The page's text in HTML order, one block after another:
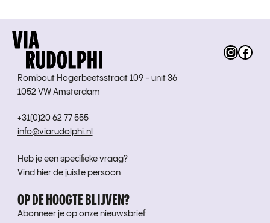
Rombout Hogerbeetsstraat 109 - unit 36
1052 VW Amsterdam
+31(0)20 62 77 555
info@viarudolphi.nl
Heb je een specifieke vraag?
Vind hier de juiste persoon
OP DE HOOGTE BLIJVEN?
Abonneer je op onze nieuwsbrief